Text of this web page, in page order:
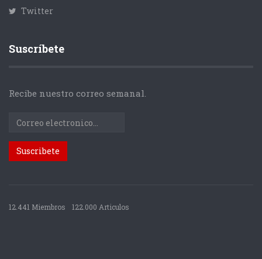
Twitter
Suscríbete
Recibe nuestro correo semanal.
12.441 Miembros 122.000 Articulos